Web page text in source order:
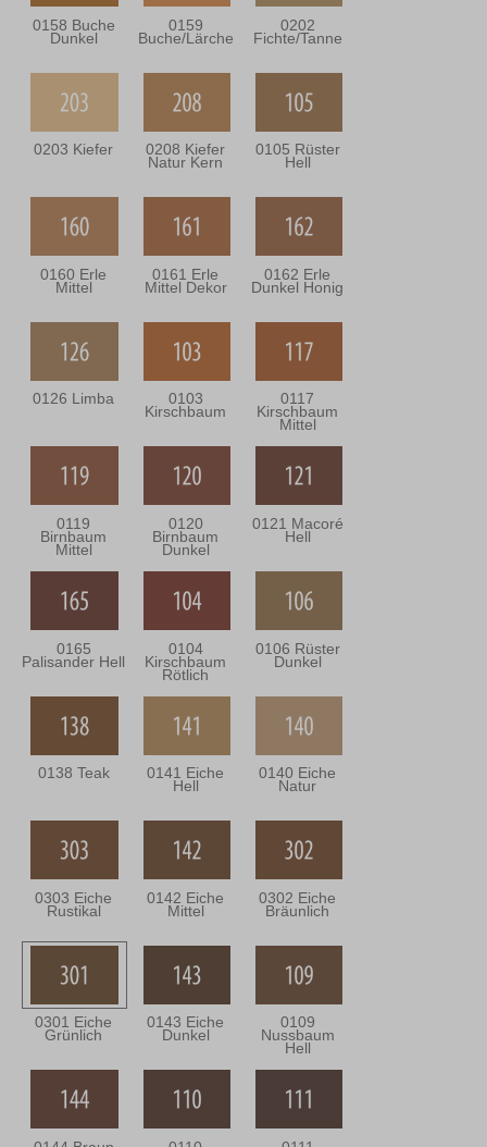
0158 Buche
Dunkel
0159
Buche/Lärche
0202
Fichte/Tanne
0203 Kiefer 0208 Kiefer
Natur Kern
0105 Rüster
Hell
0160 Erle
Mittel
0161 Erle
Mittel Dekor
0162 Erle
Dunkel Honig
0126 Limba 0103
Kirschbaum
0117
Kirschbaum
Mittel
0119
Birnbaum
Mittel
0120
Birnbaum
Dunkel
0121 Macoré
Hell
0165
Palisander Hell
0104
Kirschbaum
Rötlich
0106 Rüster
Dunkel
0138 Teak 0141 Eiche
Hell
0140 Eiche
Natur
0303 Eiche
Rustikal
0142 Eiche
Mittel
0302 Eiche
Bräunlich
0301 Eiche
Grünlich
0143 Eiche
Dunkel
0109
Nussbaum
Hell